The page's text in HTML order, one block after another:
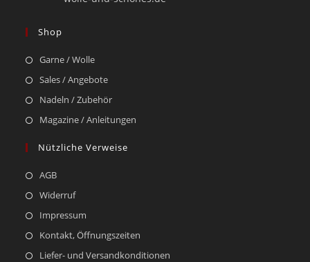
Shop
Garne / Wolle
Sales / Angebote
Nadeln / Zubehör
Magazine / Anleitungen
Nützliche Verweise
AGB
Widerruf
Impressum
Kontakt, Öffnungszeiten
Liefer- und Versandkonditionen